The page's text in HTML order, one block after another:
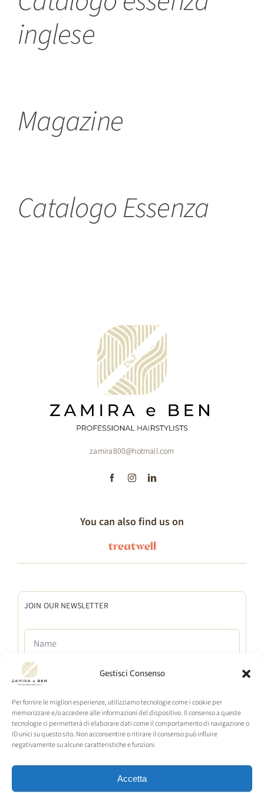
Gestisci Consenso
Per fornire le migliori esperienze, utilizziamo tecnologie come i cookie per
memorizzare e/o accedere alle informazioni del dispositivo. Il consenso a queste
tecnologie ci permetterà di elaborare dati come il comportamento di navigazione o
ID unici su questo sito. Non acconsentire o ritirare il consenso può influire
negativamente su alcune caratteristiche e funzioni.
Accetta
inglese
Magazine
Catalogo Essenza
zamira800@hotmail.com
JOIN OUR NEWSLETTER
I CONSENT TO THE PROCESSING AND MANAGEMENT OF MY
You can also find us on